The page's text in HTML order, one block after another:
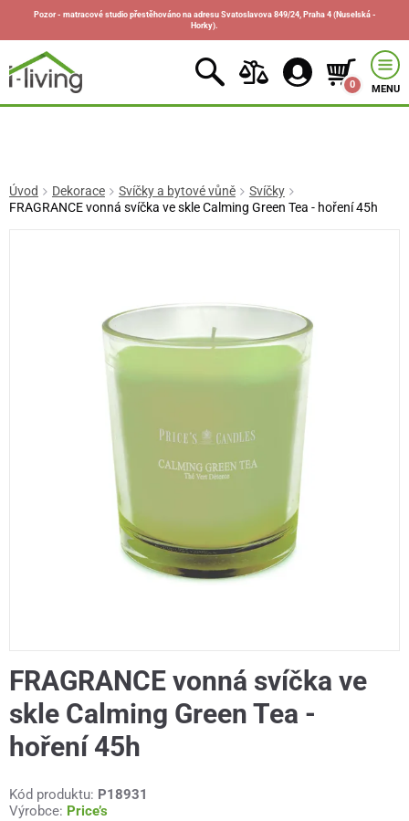
Pozor - matracové studio přestěhováno na adresu Svatoslavova 849/24, Praha 4 (Nuselská -
Horky).
0 MENU
Úvod Dekorace Svíčky a bytové vůně
Svíčky
FRAGRANCE vonná svíčka ve skle Calming Green Tea - hoření 45h
FRAGRANCE vonná svíčka ve
skle Calming Green Tea -
hoření 45h
Kód produktu: P18931
Výrobce: Price’s